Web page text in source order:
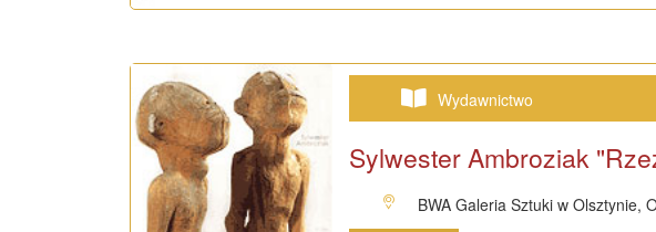
Wydawnictwo
Sylwester Ambroziak
BWA Galeria Sztuki w Olsztynie,